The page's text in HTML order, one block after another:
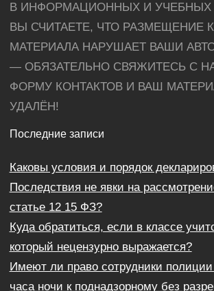
В ИНФОРМАЦИОННЫХ И УЧЕБНЫХ
ВЫ СЧИТАЕТЕ, ЧТО РАЗМЕЩЕНИЕ
МАТЕРИАЛА НАРУШАЕТ ВАШИ
— ОБЯЗАТЕЛЬНО СВЯЖИТЕСЬ С
ФОРМУ КОНТАКТОВ И ВАШ
УДАЛЁН!
Последние записи
Каковы условия и порядок
Последствия не явки на
статье 12 15 ФЗ?
Куда обратиться, если в классе
который нецензурно выражается?
Имеют ли право сотрудники
часа ночи к поднадзорному без